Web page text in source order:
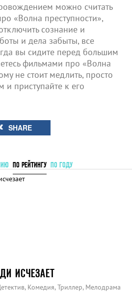
можно считать
«Волна преступности»,
сознание и
и дела забыты, все
вы сидите перед большим
фильмами про «Волна
не стоит медлить, просто
и приступайте к его
SHARE
ПО РЕЙТИНГУ ПО ГОДУ
ИСЧЕЗАЕТ
Комедия, Триллер, Мелодрама